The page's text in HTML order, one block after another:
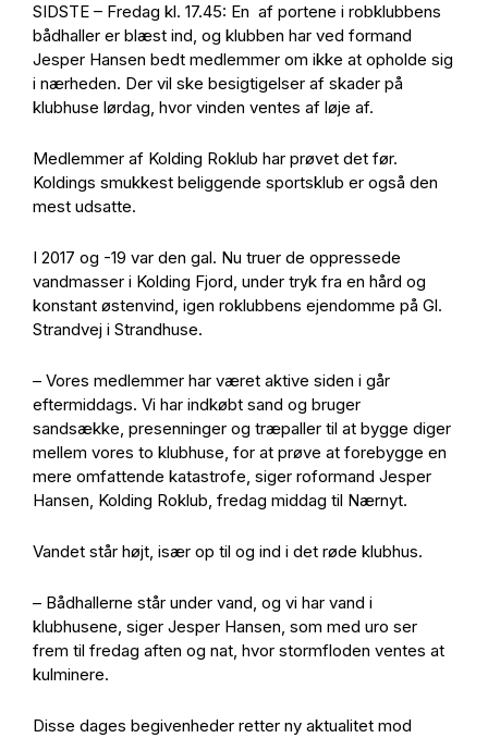
SIDSTE – Fredag kl. 17.45: En af portene i robklubbens
bådhaller er blæst ind, og klubben har ved formand
Jesper Hansen bedt medlemmer om ikke at opholde sig
i nærheden. Der vil ske besigtigelser af skader på
klubhuse lørdag, hvor vinden ventes af løje af.
Medlemmer af Kolding Roklub har prøvet det før.
Koldings smukkest beliggende sportsklub er også den
mest udsatte.
I 2017 og -19 var den gal. Nu truer de oppressede
vandmasser i Kolding Fjord, under tryk fra en hård og
konstant østenvind, igen roklubbens ejendomme på Gl.
Strandvej i Strandhuse.
– Vores medlemmer har været aktive siden i går
eftermiddags. Vi har indkøbt sand og bruger
sandsække, presenninger og træpaller til at bygge diger
mellem vores to klubhuse, for at prøve at forebygge en
mere omfattende katastrofe, siger roformand Jesper
Hansen, Kolding Roklub, fredag middag til Nærnyt.
Vandet står højt, især op til og ind i det røde klubhus.
– Bådhallerne står under vand, og vi har vand i
klubhusene, siger Jesper Hansen, som med uro ser
frem til fredag aften og nat, hvor stormfloden ventes at
kulminere.
Disse dages begivenheder retter ny aktualitet mod